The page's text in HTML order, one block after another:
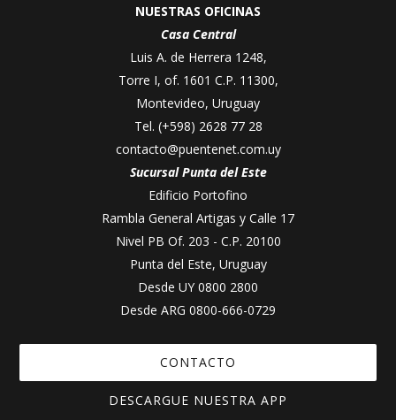
NUESTRAS OFICINAS
Casa Central
Luis A. de Herrera 1248,
Torre I, of. 1601 C.P. 11300,
Montevideo, Uruguay
Tel. (+598) 2628 77 28
contacto@puentenet.com.uy
Sucursal Punta del Este
Edificio Portofino
Rambla General Artigas y Calle 17
Nivel PB Of. 203 - C.P. 20100
Punta del Este, Uruguay
Desde UY 0800 2800
Desde ARG 0800-666-0729
CONTACTO
DESCARGUE NUESTRA APP